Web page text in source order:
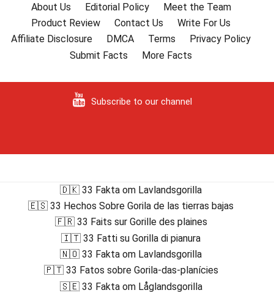
About Us Editorial Policy
Meet the Team
Product Review
Contact Us
Write For Us
Affiliate Disclosure
DMCA Terms
Privacy Policy
Submit Facts
More Facts
Subscribe to our channel
🇩🇰 33 Fakta om Lavlandsgorilla
🇪🇸 33 Hechos Sobre Gorila de las tierras bajas
🇫🇷 33 Faits sur Gorille des plaines
🇮🇹 33 Fatti su Gorilla di pianura
🇳🇴 33 Fakta om Lavlandsgorilla
🇵🇹 33 Fatos sobre Gorila-das-planícies
🇸🇪 33 Fakta om Låglandsgorilla